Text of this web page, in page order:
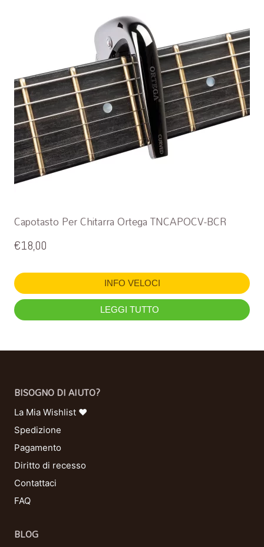
Capotasto Per Chitarra Ortega TNCAPOCV-BCR
€18,00
INFO VELOCI
LEGGI TUTTO
BISOGNO DI AIUTO?
La Mia Wishlist ❤
Spedizione
Pagamento
Diritto di recesso
Contattaci
FAQ
BLOG